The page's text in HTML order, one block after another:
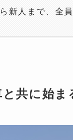
新人まで、全
共に始ま